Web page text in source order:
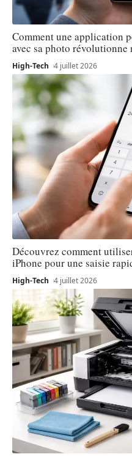
Comment une application
avec sa photo révolutionne
High-Tech 4 juillet 2026
Découvrez comment
iPhone pour une saisie
High-Tech 4 juillet 2026